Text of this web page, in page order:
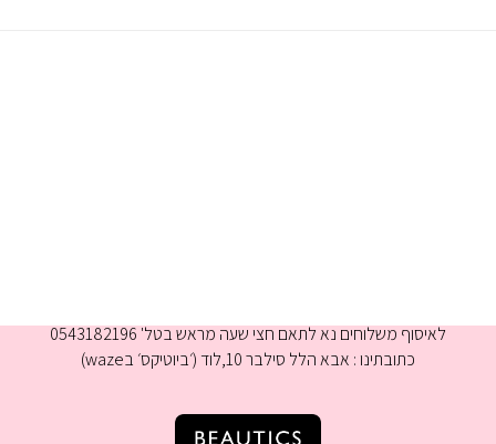
לאיסוף משלוחים נא לתאם חצי שעה מראש בטל' 0543182196
כתובתינו : אבא הלל סילבר 10,לוד (׳ביוטיקס׳ בwaze)